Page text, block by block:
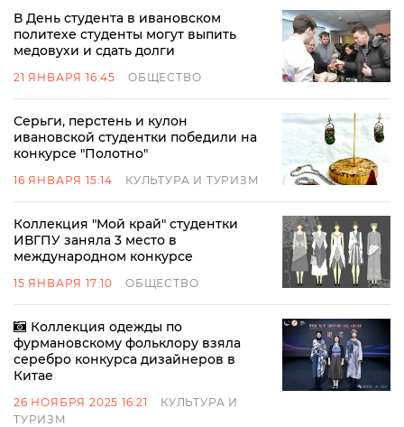
В День студента в ивановском
политехе студенты могут выпить
медовухи и сдать долги
21 ЯНВАРЯ 16:45 ОБЩЕСТВО
Серьги, перстень и кулон
ивановской студентки победили на
конкурсе "Полотно"
16 ЯНВАРЯ 15:14 КУЛЬТУРА И ТУРИЗМ
Коллекция "Мой край" студентки
ИВГПУ заняла 3 место в
международном конкурсе
15 ЯНВАРЯ 17:10 ОБЩЕСТВО
Коллекция одежды по
фурмановскому фольклору взяла
серебро конкурса дизайнеров в
Китае
26 НОЯБРЯ 2025 16:21
КУЛЬТУРА И
ТУРИЗМ